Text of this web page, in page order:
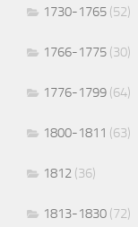
1730-1765 (52)
1766-1775 (30)
1776-1799 (64)
1800-1811 (63)
1812 (36)
1813-1830 (72)